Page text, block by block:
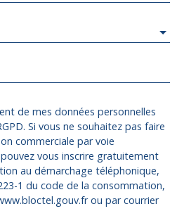
de mes données personnelles
Si vous ne souhaitez pas faire
commerciale par voie
vous inscrire gratuitement
au démarchage téléphonique,
1 du code de la consommation,
ou par courrier